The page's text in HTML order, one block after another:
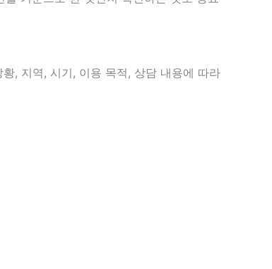
, 지역, 시기, 이용 목적, 상담 내용에 따라